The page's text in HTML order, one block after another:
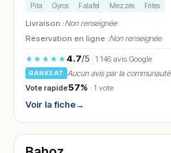
Pita Gyros Falafel Mezzés Frites
Livraison :Non renseignée
Réservation en ligne :Non renseignée
★★★★★4.7/5· 1 146 avis Google
RANKEAT
Aucun avis par la communauté
Vote rapide57% · 1 vote
Voir la fiche→